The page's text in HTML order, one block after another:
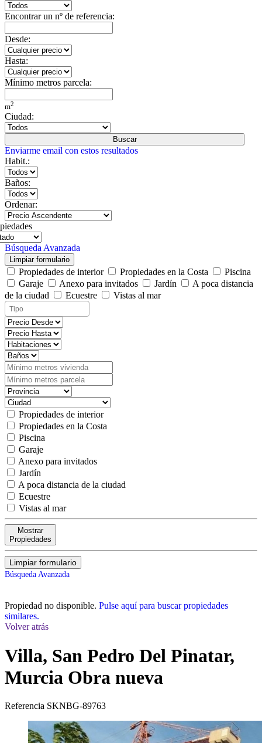
Encontrar un nº de referencia:
Desde:
Hasta:
Mínimo metros parcela:
m2
Ciudad:
Buscar
Enviarme email con estos resultados
Habit.:
Baños:
Ordenar:
Búsqueda Avanzada
Limpiar formulario
Propiedades de interior Propiedades en la Costa
Piscina
Garaje
Anexo para invitados Jardín
A poca distancia
de la ciudad
Ecuestre Vistas al mar
Propiedades de interior
Propiedades en la Costa
Piscina
Garaje
Anexo para invitados
Jardín
A poca distancia de la ciudad
Ecuestre
Vistas al mar
Mostrar
Propiedades
Limpiar formulario
Búsqueda Avanzada
Propiedad no disponible. Pulse aquí para buscar propiedades
similares.
Volver atrás
Villa, San Pedro Del Pinatar,
Murcia Obra nueva
Referencia SKNBG-89763